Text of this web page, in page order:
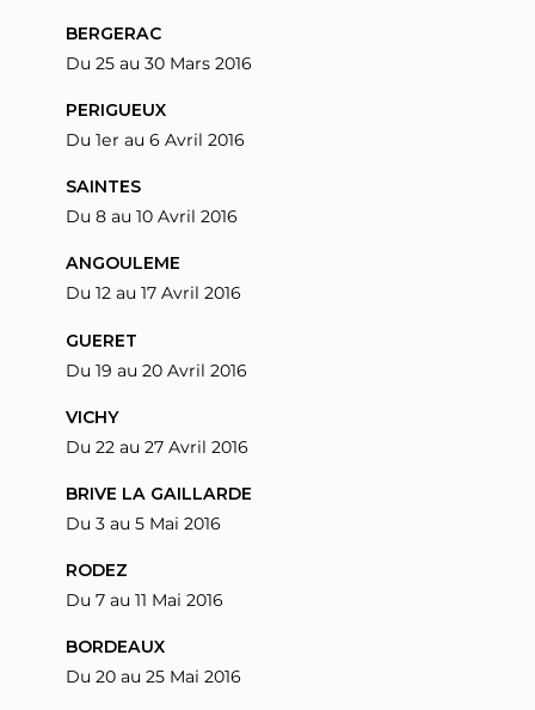
BERGERAC
Du 25 au 30 Mars 2016
PERIGUEUX
Du 1er au 6 Avril 2016
SAINTES
Du 8 au 10 Avril 2016
ANGOULEME
Du 12 au 17 Avril 2016
GUERET
Du 19 au 20 Avril 2016
VICHY
Du 22 au 27 Avril 2016
BRIVE LA GAILLARDE
Du 3 au 5 Mai 2016
RODEZ
Du 7 au 11 Mai 2016
BORDEAUX
Du 20 au 25 Mai 2016